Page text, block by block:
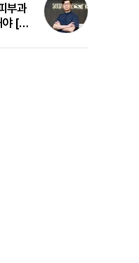
부과
야 [변